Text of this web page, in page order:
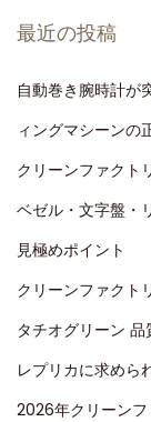
最近の投稿
自動巻き腕時計が
ィングマシーンの
クリーンファクト
ベゼル・文字盤・
見極めポイント
クリーンファクト
タチオグリーン
レプリカに求めら
2026年クリーン